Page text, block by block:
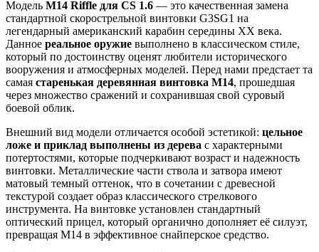
Модель M14 Riffle для CS 1.6 — это качественная замена
стандартной скорострельной винтовки G3SG1 на
легендарный американский карабин середины XX века.
Данное реальное оружие выполнено в классическом стиле,
который по достоинству оценят любители исторического
вооружения и атмосферных моделей. Перед нами предстает та
самая старенькая деревянная винтовка M14, прошедшая
через множество сражений и сохранившая свой суровый
боевой облик.
Внешний вид модели отличается особой эстетикой: цельное
ложе и приклад выполнены из дерева с характерными
потертостями, которые подчеркивают возраст и надежность
винтовки. Металлические части ствола и затвора имеют
матовый темный оттенок, что в сочетании с древесной
текстурой создает образ классического стрелкового
инструмента. На винтовке установлен стандартный
оптический прицел, который органично дополняет её силуэт,
превращая M14 в эффективное снайперское средство.